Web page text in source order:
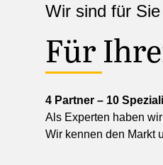
Wir sind für
Für
4 Partner – 10
Als Experten haben
Wir kennen den Markt